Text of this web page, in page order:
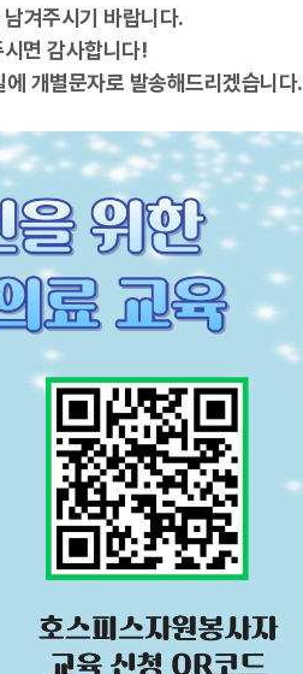
겨주시기 바랍니다.
면 감사합니다!
개별문자로 발송해드리겠습니다.